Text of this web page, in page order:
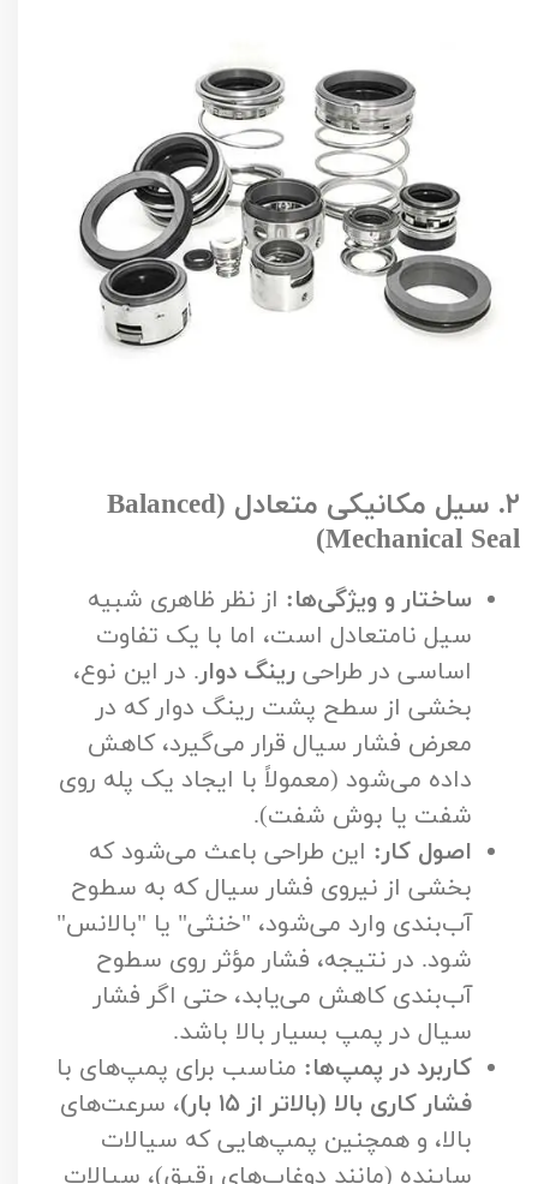
۲. سیل مکانیکی متعادل (Balanced
Mechanical Seal)
ساختار و ویژگی‌ها: از نظر ظاهری شبیه
سیل نامتعادل است، اما با یک تفاوت
اساسی در طراحی رینگ دوار. در این نوع،
بخشی از سطح پشت رینگ دوار که در
معرض فشار سیال قرار می‌گیرد، کاهش
داده می‌شود (معمولاً با ایجاد یک پله روی
شفت یا بوش شفت).
اصول کار: این طراحی باعث می‌شود که
بخشی از نیروی فشار سیال که به سطوح
آب‌بندی وارد می‌شود، "خنثی" یا "بالانس"
شود. در نتیجه، فشار مؤثر روی سطوح
آب‌بندی کاهش می‌یابد، حتی اگر فشار
سیال در پمپ بسیار بالا باشد.
کاربرد در پمپ‌ها: مناسب برای پمپ‌های با
فشار کاری بالا (بالاتر از ۱۵ بار)
، سرعت‌های
بالا، و همچنین پمپ‌هایی که سیالات
ساینده (مانند دوغاب‌های رقیق)، سیالات